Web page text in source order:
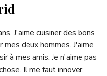
J'aime cuisiner des bons
deux hommes. J'aime
à mes amis. Je n'aime pas
Il me faut innover,